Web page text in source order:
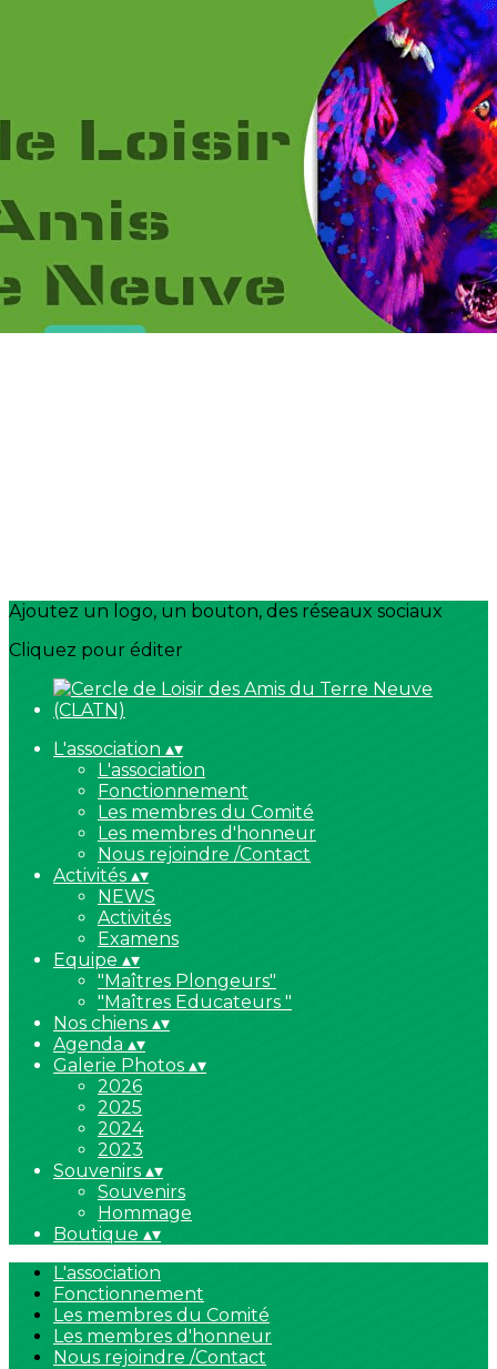
2026
2025
2024
?>
Images de la page d'accueil
Cliquez pour éditer
Ajoutez un logo, un bouton, des réseaux sociaux
Cliquez pour éditer
L'association ▴▾
L'association
Fonctionnement
Les membres du Comité
Les membres d'honneur
Nous rejoindre /Contact
Activités ▴▾
NEWS
Activités
Examens
Equipe ▴▾
"Maîtres Plongeurs"
"Maîtres Educateurs "
Nos chiens ▴▾
Agenda ▴▾
Galerie Photos ▴▾
2026
2025
2024
2023
Souvenirs ▴▾
Souvenirs
Hommage
Boutique ▴▾
L'association
Fonctionnement
Les membres du Comité
Les membres d'honneur
Nous rejoindre /Contact